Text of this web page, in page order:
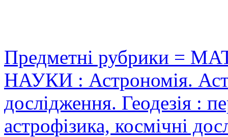
Предметні рубрики =
НАУКИ : Астрономія.
дослідження. Геодезія :
астрофізика, космічні